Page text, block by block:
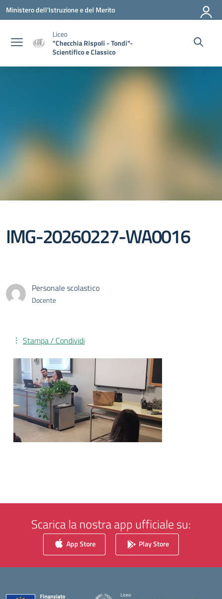
Vai ai contenuti
Vai al menu di navigazione
Vai al footer
Ministero dell'Istruzione e del Merito
Liceo
"Checchia Rispoli - Tondi"-
Scientifico e Classico
IMG-20260227-WA0016
Personale scolastico
Docente
Stampa / Condividi
Scarica la nostra app ufficiale su:
App Store Play Store
Liceo